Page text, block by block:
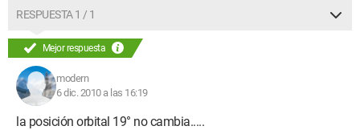
RESPUESTA 1 / 1
Mejor respuesta
modern
6 dic. 2010 a las 16:19
la posición orbital 19° no cambia.....